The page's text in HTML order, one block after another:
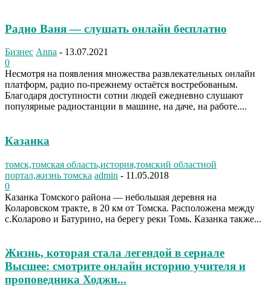
Радио Ваня — слушать онлайн бесплатно
Бизнес Anna - 13.07.2021
0
Несмотря на появления множества развлекательных онлайн
платформ, радио по-прежнему остаётся востребованым.
Благодаря доступности сотни людей ежедневно слушают
популярные радиостанции в машине, на даче, на работе....
Казанка
томск,томская область,история,томский областной
портал,жизнь томска admin - 11.05.2018
0
Казанка Томского района — небольшая деревня на
Коларовском тракте, в 20 км от Томска. Расположена между
с.Коларово и Батурино, на берегу реки Томь. Казанка также...
Жизнь, которая стала легендой в сериале
Высшее: смотрите онлайн историю учителя и
проповедника Ходжи...